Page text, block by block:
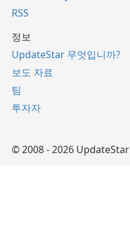
RSS
정보
UpdateStar 무엇입니까?
보도 자료
팀
투자자
© 2008 - 2026 UpdateStar